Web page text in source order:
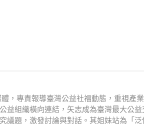
，專責報導臺灣公益社福動態，重視產
益組織橫向連結，矢志成為臺灣最大公益
議題，激發討論與對話。其姐妹站為「泛